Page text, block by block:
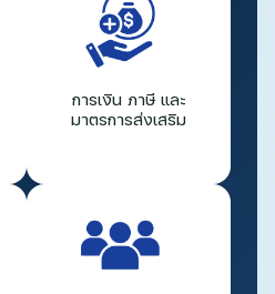
การเงิน ภาษี และ
มาตรการส่งเสริม